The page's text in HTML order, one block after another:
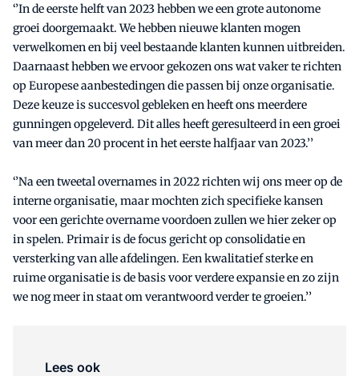
‘’In de eerste helft van 2023 hebben we een grote autonome
groei doorgemaakt. We hebben nieuwe klanten mogen
verwelkomen en bij veel bestaande klanten kunnen uitbreiden.
Daarnaast hebben we ervoor gekozen ons wat vaker te richten
op Europese aanbestedingen die passen bij onze organisatie.
Deze keuze is succesvol gebleken en heeft ons meerdere
gunningen opgeleverd. Dit alles heeft geresulteerd in een groei
van meer dan 20 procent in het eerste halfjaar van 2023.’’
‘’Na een tweetal overnames in 2022 richten wij ons meer op de
interne organisatie, maar mochten zich specifieke kansen
voor een gerichte overname voordoen zullen we hier zeker op
in spelen. Primair is de focus gericht op consolidatie en
versterking van alle afdelingen. Een kwalitatief sterke en
ruime organisatie is de basis voor verdere expansie en zo zijn
we nog meer in staat om verantwoord verder te groeien.’’
Lees ook